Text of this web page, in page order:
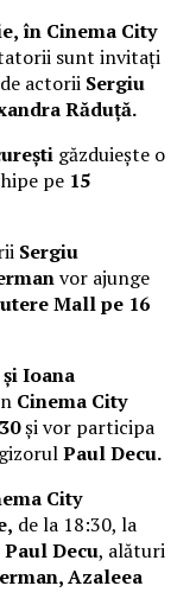
în Cinema City
sunt invitați
actorii Sergiu
Răduță.
găzduiește o
pe 15
Sergiu
vor ajunge
Mall pe 16
Ioana
Cinema City
și vor participa
Paul Decu.
City
de la 18:30, la
Paul Decu, alături
Azaleea